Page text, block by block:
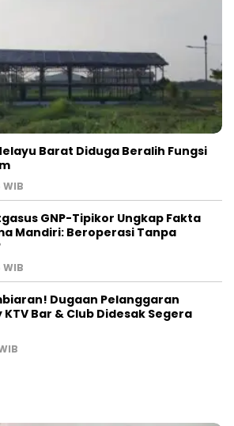
Barat Diduga Beralih Fungsi
WIB
GNP-Tipikor Ungkap Fakta
Mandiri: Beroperasi Tanpa
WIB
Dugaan Pelanggaran
Bar & Club Didesak Segera